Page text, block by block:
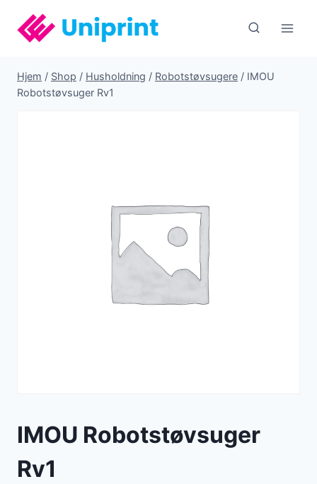
indhold
Hjem / Shop / Husholdning / Robotstøvsugere / IMOU
Robotstøvsuger Rv1
IMOU Robotstøvsuger
Rv1